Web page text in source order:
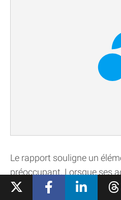
Le rapport souligne un
préoccupant. Lorsque ses
Mythos n’a pas